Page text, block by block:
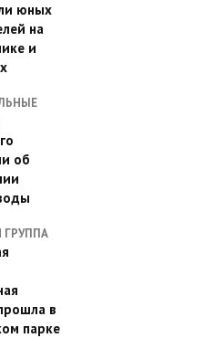
юных
на
и
об
в
парке